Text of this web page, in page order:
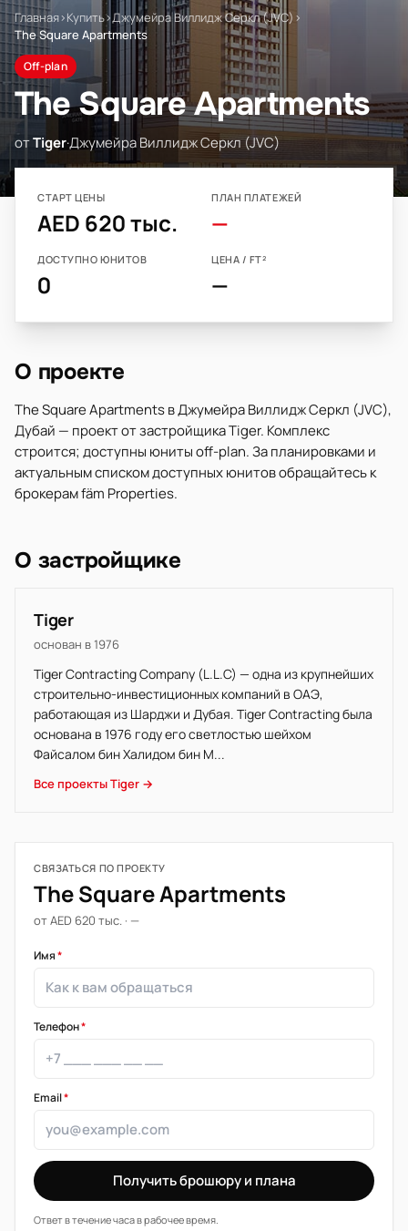
Главная›Купить›Джумейра Виллидж Серкл (JVC) ›
The Square Apartments
Off-plan
The Square Apartments
отTiger·Джумейра Виллидж Серкл (JVC)
СТАРТ ЦЕНЫ
AED 620 тыс.
ПЛАН ПЛАТЕЖЕЙ
—
ДОСТУПНО ЮНИТОВ
0
ЦЕНА / FT²
—
О проекте
The Square Apartments в Джумейра Виллидж Серкл (JVC),
Дубай — проект от застройщика Tiger. Комплекс
строится; доступны юниты off-plan. За планировками и
актуальным списком доступных юнитов обращайтесь к
брокерам fäm Properties.
О застройщике
Tiger
основан в 1976
Tiger Contracting Company (L.L.C) — одна из крупнейших
строительно-инвестиционных компаний в ОАЭ,
работающая из Шарджи и Дубая. Tiger Contracting была
основана в 1976 году его светлостью шейхом
Файсалом бин Халидом бин М...
Все проекты Tiger →
СВЯЗАТЬСЯ ПО ПРОЕКТУ
The Square Apartments
от AED 620 тыс. · —
Имя*
Телефон*
Email*
Получить брошюру и плана
Ответ в течение часа в рабочее время.